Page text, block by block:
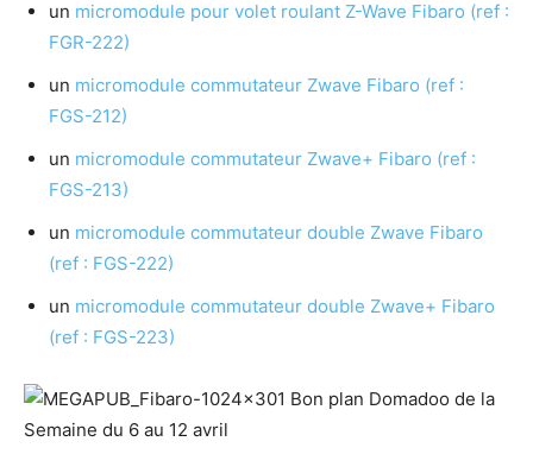
un micromodule pour volet roulant Z-Wave Fibaro (ref :
FGR-222)
un micromodule commutateur Zwave Fibaro (ref :
FGS-212)
un micromodule commutateur Zwave+ Fibaro (ref :
FGS-213)
un micromodule commutateur double Zwave Fibaro
(ref : FGS-222)
un micromodule commutateur double Zwave+ Fibaro
(ref : FGS-223)